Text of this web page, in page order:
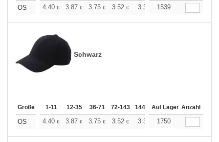
OS 4.40 € 3.87 € 3.75 € 3.52 € 3.34 3.28
1539
Schwarz
Größe 1-11 12-35 36-71 72-143 144-287 288 + Mehr
Auf Lager Anzahl
OS 4.40 € 3.87 € 3.75 € 3.52 € 3.34 3.28
1750